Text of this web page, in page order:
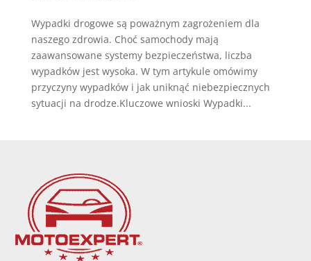
Wypadki drogowe są poważnym zagrożeniem dla
naszego zdrowia. Choć samochody mają
zaawansowane systemy bezpieczeństwa, liczba
wypadków jest wysoka. W tym artykule omówimy
przyczyny wypadków i jak uniknąć niebezpiecznych
sytuacji na drodze.Kluczowe wnioski Wypadki...